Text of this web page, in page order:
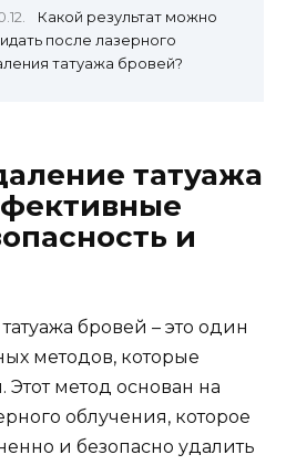
Какой результат можно
после лазерного
татуажа бровей?
татуажа
и
бровей – это один
методов, которые
Этот метод основан на
облучения, которое
и безопасно удалить